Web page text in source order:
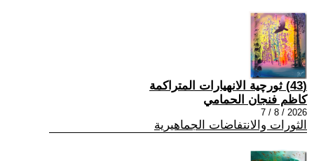
(43) ثورچية الانهيارات المتراكمة
كاظم فنجان الحمامي
2026 / 8 / 7
الثورات والانتفاضات الجماهيرية